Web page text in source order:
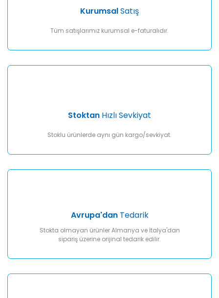
Ürün fiyatı diğer sitelerden daha pahalı.
KurumsalSatış
Tüm satışlarımız kurumsal e-faturalıdır.
Stoktan Hızlı Sevkiyat
Stoklu ürünlerde aynı gün kargo/sevkiyat.
Avrupa'danTedarik
Stokta olmayan ürünler Almanya ve İtalya'dan
sipariş üzerine orijinal tedarik edilir.